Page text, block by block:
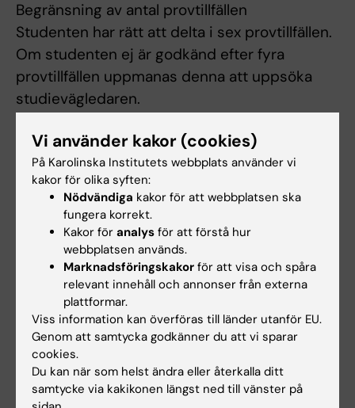
Begränsning av antal provtillfällen
Studenten har rätt att delta i sex provtillfällen.
Om studenten ej är godkänd efter fyra
provtillfällen uppmanas denna att uppsöka
studievägledaren.
Som provtillfälle räknas de gånger studenten
deltagit i ett och samma prov. Inlämning av
blank skrivning räknas som provtillfälle.
Provtillfälle till vilket studenten anmält sig men
inte deltagit räknas inte som provtillfälle.
Om det föreligger särskilda skäl, eller behov av
anpassning för student med
funktionsnedsättning, får examinator fatta
beslut om att frångå kursplanens
bestämmelser om examinationsform, antal
examinationstillfällen, möjlighet till
komplettering eller undantag från
Vi använder kakor (cookies)
På Karolinska Institutets webbplats använder vi
kakor för olika syften:
Nödvändiga kakor för att webbplatsen ska
fungera korrekt.
Kakor för analys för att förstå hur
webbplatsen används.
Marknadsföringskakor för att visa och spåra
relevant innehåll och annonser från externa
plattformar.
Viss information kan överföras till länder utanför EU.
Genom att samtycka godkänner du att vi sparar
cookies.
Du kan när som helst ändra eller återkalla ditt
samtycke via kakikonen längst ned till vänster på